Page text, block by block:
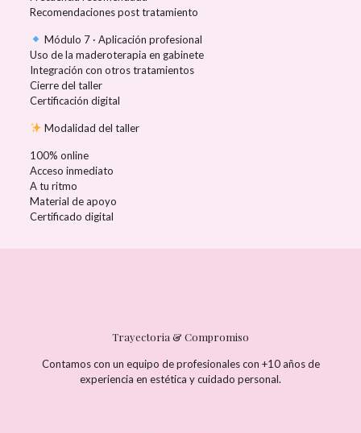
Recomendaciones post tratamiento
Módulo 7 · Aplicación profesional
Uso de la maderoterapia en gabinete
Integración con otros tratamientos
Cierre del taller
Certificación digital
Modalidad del taller
100% online
Acceso inmediato
A tu ritmo
Material de apoyo
Certificado digital
Trayectoria & Compromiso
Contamos con un equipo de profesionales con +10 años de
experiencia en estética y cuidado personal.